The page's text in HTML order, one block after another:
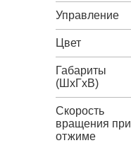
Управление
Цвет
Габариты
(ШxГxВ)
Скорость
вращения при
отжиме